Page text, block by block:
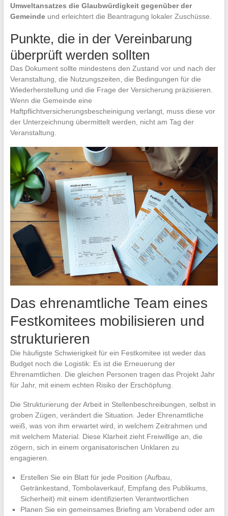
Umweltansatzes die Glaubwürdigkeit gegenüber der
Gemeindeund erleichtert die Beantragung lokaler Zuschüsse.
Punkte, die in der Vereinbarung
überprüft werden sollten
Das Dokument sollte mindestens den Zustand vor und nach der
Veranstaltung, die Nutzungszeiten, die Bedingungen für die
Wiederherstellung und die Frage der Versicherung präzisieren.
Wenn die Gemeinde eine
Haftpflichtversicherungsbescheinigung verlangt, muss diese vor
der Unterzeichnung übermittelt werden, nicht am Tag der
Veranstaltung.
Das ehrenamtliche Team eines
Festkomitees mobilisieren und
strukturieren
Die häufigste Schwierigkeit für ein Festkomitee ist weder das
Budget noch die Logistik: Es ist die Erneuerung der
Ehrenamtlichen. Die gleichen Personen tragen das Projekt Jahr
für Jahr, mit einem echten Risiko der Erschöpfung.
Die Strukturierung der Arbeit in Stellenbeschreibungen, selbst in
groben Zügen, verändert die Situation. Jeder Ehrenamtliche
weiß, was von ihm erwartet wird, in welchem Zeitrahmen und
mit welchem Material. Diese Klarheit zieht Freiwillige an, die
zögern, sich in einem organisatorischen Unklaren zu
engagieren.
Erstellen Sie ein Blatt für jede Position (Aufbau,
Getränkestand, Tombolaverkauf, Empfang des Publikums,
Sicherheit) mit einem identifizierten Verantwortlichen
Planen Sie ein gemeinsames Briefing am Vorabend oder am